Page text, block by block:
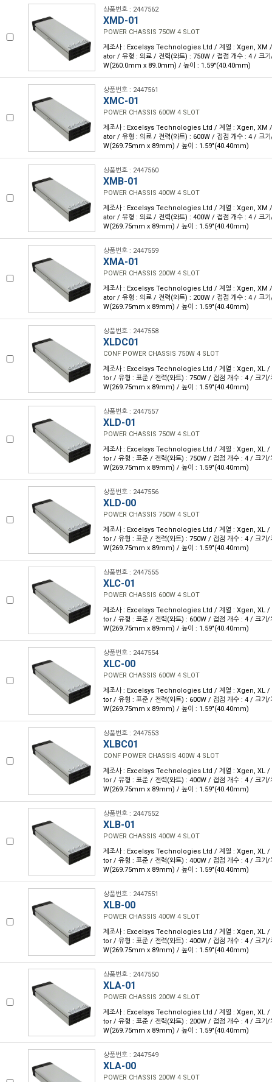
상품번호 : 2447562
XMD-01
POWER CHASSIS 750W 4 SLOT
제조사 : Excelsys Technologies Ltd / 계열 : Xgen, XM
ator / 유형 : 의료 / 전력(와트) : 750W / 접점 개수 : 4 / 크
W(260.0mm x 89.0mm) / 높이 : 1.59"(40.40mm)
상품번호 : 2447561
XMC-01
POWER CHASSIS 600W 4 SLOT
제조사 : Excelsys Technologies Ltd / 계열 : Xgen, XM
ator / 유형 : 의료 / 전력(와트) : 600W / 접점 개수 : 4 / 크
W(269.75mm x 89mm) / 높이 : 1.59"(40.40mm)
상품번호 : 2447560
XMB-01
POWER CHASSIS 400W 4 SLOT
제조사 : Excelsys Technologies Ltd / 계열 : Xgen, XM
ator / 유형 : 의료 / 전력(와트) : 400W / 접점 개수 : 4 / 크
W(269.75mm x 89mm) / 높이 : 1.59"(40.40mm)
상품번호 : 2447559
XMA-01
POWER CHASSIS 200W 4 SLOT
제조사 : Excelsys Technologies Ltd / 계열 : Xgen, XM
ator / 유형 : 의료 / 전력(와트) : 200W / 접점 개수 : 4 / 크
W(269.75mm x 89mm) / 높이 : 1.59"(40.40mm)
상품번호 : 2447558
XLDC01
CONF POWER CHASSIS 750W 4 SLOT
제조사 : Excelsys Technologies Ltd / 계열 : Xgen, XL /
tor / 유형 : 표준 / 전력(와트) : 750W / 접점 개수 : 4 / 크기/
W(269.75mm x 89mm) / 높이 : 1.59"(40.40mm)
상품번호 : 2447557
XLD-01
POWER CHASSIS 750W 4 SLOT
제조사 : Excelsys Technologies Ltd / 계열 : Xgen, XL /
tor / 유형 : 표준 / 전력(와트) : 750W / 접점 개수 : 4 / 크기/
W(269.75mm x 89mm) / 높이 : 1.59"(40.40mm)
상품번호 : 2447556
XLD-00
POWER CHASSIS 750W 4 SLOT
제조사 : Excelsys Technologies Ltd / 계열 : Xgen, XL /
tor / 유형 : 표준 / 전력(와트) : 750W / 접점 개수 : 4 / 크기/
W(269.75mm x 89mm) / 높이 : 1.59"(40.40mm)
상품번호 : 2447555
XLC-01
POWER CHASSIS 600W 4 SLOT
제조사 : Excelsys Technologies Ltd / 계열 : Xgen, XL /
tor / 유형 : 표준 / 전력(와트) : 600W / 접점 개수 : 4 / 크기/
W(269.75mm x 89mm) / 높이 : 1.59"(40.40mm)
상품번호 : 2447554
XLC-00
POWER CHASSIS 600W 4 SLOT
제조사 : Excelsys Technologies Ltd / 계열 : Xgen, XL /
tor / 유형 : 표준 / 전력(와트) : 600W / 접점 개수 : 4 / 크기/
W(269.75mm x 89mm) / 높이 : 1.59"(40.40mm)
상품번호 : 2447553
XLBC01
CONF POWER CHASSIS 400W 4 SLOT
제조사 : Excelsys Technologies Ltd / 계열 : Xgen, XL /
tor / 유형 : 표준 / 전력(와트) : 400W / 접점 개수 : 4 / 크기/
W(269.75mm x 89mm) / 높이 : 1.59"(40.40mm)
상품번호 : 2447552
XLB-01
POWER CHASSIS 400W 4 SLOT
제조사 : Excelsys Technologies Ltd / 계열 : Xgen, XL /
tor / 유형 : 표준 / 전력(와트) : 400W / 접점 개수 : 4 / 크기/
W(269.75mm x 89mm) / 높이 : 1.59"(40.40mm)
상품번호 : 2447551
XLB-00
POWER CHASSIS 400W 4 SLOT
제조사 : Excelsys Technologies Ltd / 계열 : Xgen, XL /
tor / 유형 : 표준 / 전력(와트) : 400W / 접점 개수 : 4 / 크기/
W(269.75mm x 89mm) / 높이 : 1.59"(40.40mm)
상품번호 : 2447550
XLA-01
POWER CHASSIS 200W 4 SLOT
제조사 : Excelsys Technologies Ltd / 계열 : Xgen, XL /
tor / 유형 : 표준 / 전력(와트) : 200W / 접점 개수 : 4 / 크기/
W(269.75mm x 89mm) / 높이 : 1.59"(40.40mm)
상품번호 : 2447549
XLA-00
POWER CHASSIS 200W 4 SLOT